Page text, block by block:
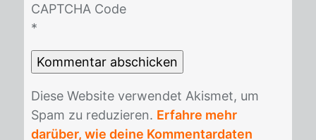
CAPTCHA Code
*
Die­se Web­site ver­wen­det Akis­met, um
Spam zu re­du­zie­ren. Erfahre mehr
darüber, wie deine Kommentardaten